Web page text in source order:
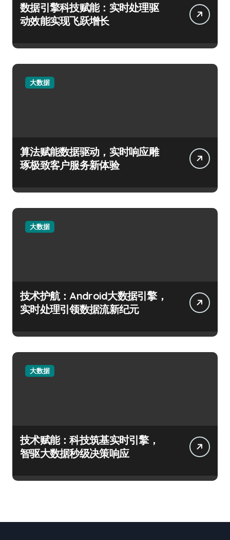
数据引擎科技赋能：实时处理驱
动效能实现飞跃增长
大数据
算法赋能数据驱动，实时响应雕
琢极致客户服务新体验
大数据
技术护航：Android大数据引擎，
实时处理引领数据流新纪元
大数据
技术赋能：科技筑基实时引擎，
智驱大数据秒级决策响应